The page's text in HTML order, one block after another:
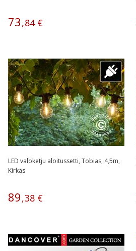
73,84€
LED valoketju aloitussetti, Tobias, 4,5m,
Kirkas
89,38 €